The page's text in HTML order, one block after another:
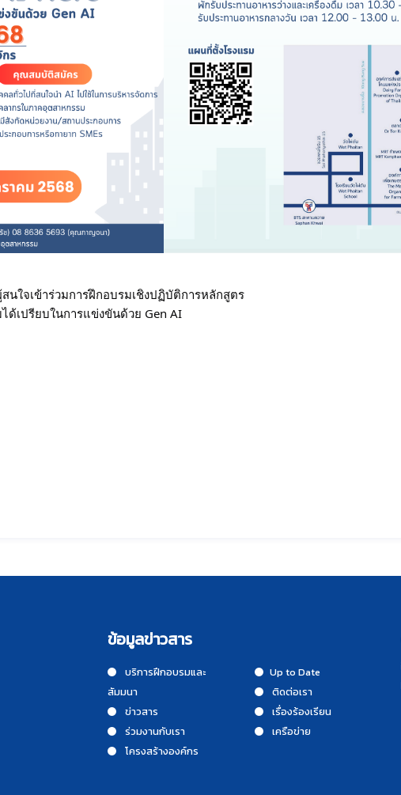
นใจเข้าร่วมการฝึกอบรมเชิงปฏิบัติการหลักสูตร
ด้เปรียบในการแข่งขันด้วย Gen AI
ข้อมูลข่าวสาร
บริการฝึกอบรมและ
สัมมนา
ข่าวสาร
ร่วมงานกับเรา
โครงสร้างองค์กร
Up to Date
ติดต่อเรา
เรื่องร้องเรียน
เครือข่าย